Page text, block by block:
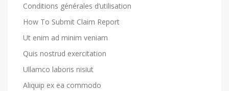
Conditions générales d’utilisation
How To Submit Claim Report
Ut enim ad minim veniam
Quis nostrud exercitation
Ullamco laboris nisiut
Aliquip ex ea commodo